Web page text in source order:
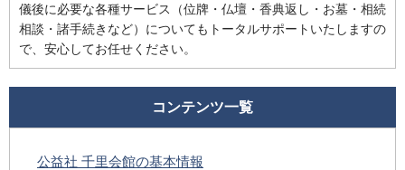
儀後に必要な各種サービス（位牌・仏壇・香典返し・お墓・相続
相談・諸手続きなど）についてもトータルサポートいたしますの
で、安心してお任せください。
コンテンツ一覧
公益社 千里会館の基本情報